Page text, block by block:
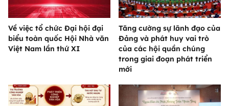
Về việc tổ chức Đại hội đại
biểu toàn quốc Hội Nhà văn
Việt Nam lần thứ XI
Tăng cường sự lãnh đạo của
Đảng và phát huy vai trò
của các hội quần chúng
trong giai đoạn phát triển
mới